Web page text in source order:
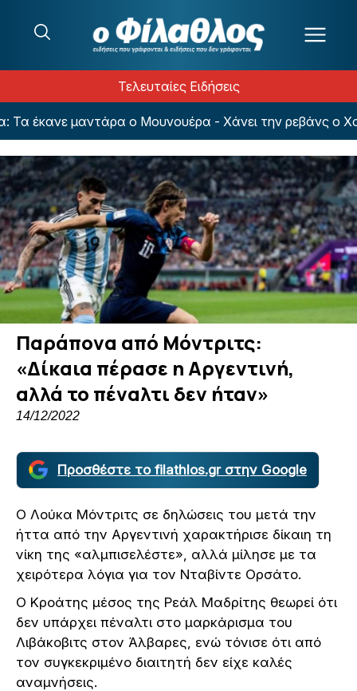
Τελευταίες Ειδήσεις
έκανε μαντάρα ο Μουνουέρα - Χάνει την ρεβάνς ο
Παράπονα από Μόντριτς:
«Δίκαια πέρασε η Αργεντινή,
αλλά το πέναλτι δεν ήταν»
14/12/2022
Προσθέστε το filathlos.gr στην Google
Ο Λούκα Μόντριτς σε δηλώσεις του μετά την
ήττα από την Αργεντινή χαρακτήρισε δίκαιη τη
νίκη της «αλμπισελέστε», αλλά μίλησε με τα
χειρότερα λόγια για τον Νταβίντε Ορσάτο.
Ο Κροάτης μέσος της Ρεάλ Μαδρίτης θεωρεί ότι
δεν υπάρχει πέναλτι στο μαρκάρισμα του
Λιβάκοβιτς στον Άλβαρες, ενώ τόνισε ότι από
τον συγκεκριμένο διαιτητή δεν είχε καλές
αναμνήσεις.